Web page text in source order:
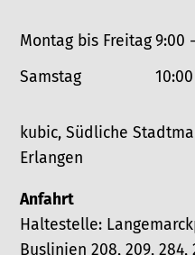
Montag bis Freitag 9:00
Samstag
kubic, Südliche
Erlangen
Anfahrt
Haltestelle:
Buslinien 208, 209, 284,